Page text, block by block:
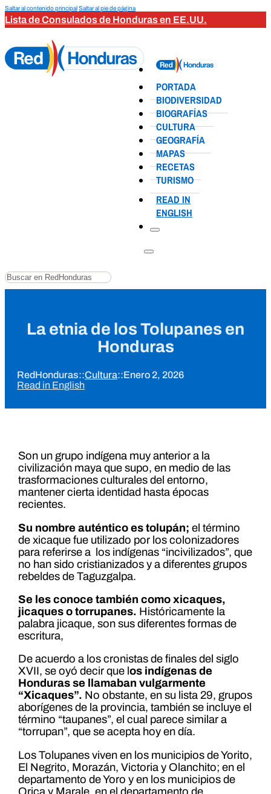
Saltar al contenido principalSaltar al pie de página
Lista de Consulados de Honduras en EE.UU.
PORTADA
BIODIVERSIDAD
BIOGRAFÍAS
CULTURA
GEOGRAFÍA
MAPAS
RECETAS
TURISMO
READ IN
ENGLISH
Buscar
La etnia de los Tolupanes en
Honduras
RedHonduras::Cultura::Enero 2, 2026
Read in English
Son un grupo indígena muy anterior a la
civilización maya que supo, en medio de las
trasformaciones culturales del entorno,
mantener cierta identidad hasta épocas
recientes.
Su nombre auténtico es tolupán; el término
de xicaque fue utilizado por los colonizadores
para referirse a los indígenas “incivilizados”, que
no han sido cristianizados y a diferentes grupos
rebeldes de Taguzgalpa.
Se les conoce también como xicaques,
jicaques o torrupanes. Históricamente la
palabra jicaque, son sus diferentes formas de
escritura,
De acuerdo a los cronistas de finales del siglo
XVII, se oyó decir que l os indígenas de
Honduras se llamaban vulgarmente
“Xicaques”. No obstante, en su lista 29, grupos
aborígenes de la provincia, también se incluye el
término “taupanes”, el cual parece similar a
“torrupan”, que se acepta hoy en día.
Los Tolupanes viven en los municipios de Yorito,
El Negrito, Morazán, Victoria y Olanchito; en el
departamento de Yoro y en los municipios de
Orica y Marale, en el departamento de